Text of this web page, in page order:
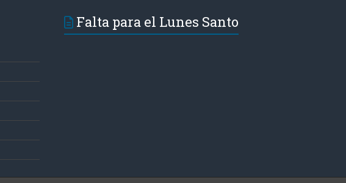
Falta para el Lunes Santo